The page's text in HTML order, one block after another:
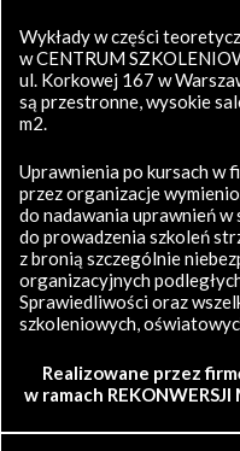
Wykłady w części
w CENTRUM
ul. Korkowej 167 w
są przestronne, wysokie
m2.
Uprawnienia po kursach w
przez organizacje
do nadawania uprawnień
do prowadzenia szkoleń
z bronią szczególnie
organizacyjnych
Sprawiedliwości oraz
szkoleniowych,
Realizowane przez
w ramach